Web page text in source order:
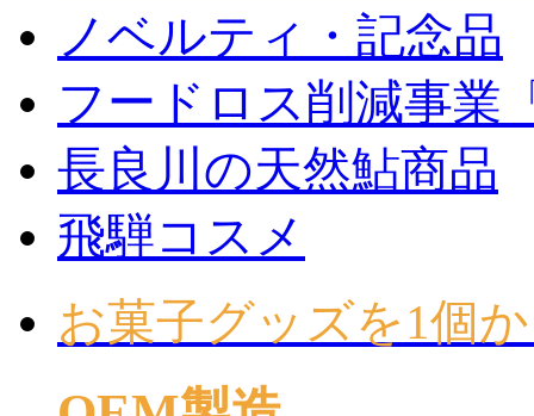
ノベルティ・記念品
フードロス削減事業
長良川の天然鮎商品
飛騨コスメ
お菓子グッズを1個